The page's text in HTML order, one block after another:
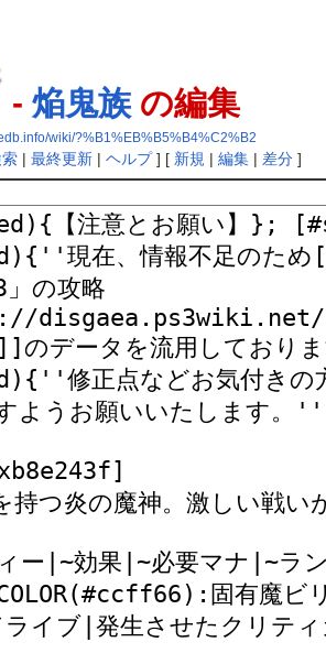
- 焔鬼族の編集
wiki/?%B1%EB%B5%B4%C2%B2
| 最終更新| ヘルプ] [ 新規 | 編集| 差分]